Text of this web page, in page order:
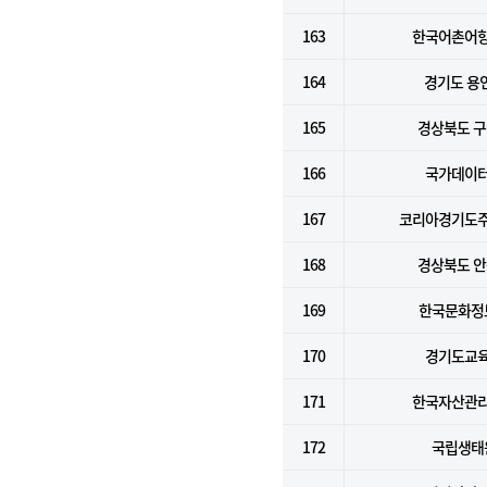
163 한국어촌어
164 경기도 용
165 경상북도
166 국가데이
167 코리아경기도
168 경상북도
169 한국문화
170 경기도교
171 한국자산관
172 국립생